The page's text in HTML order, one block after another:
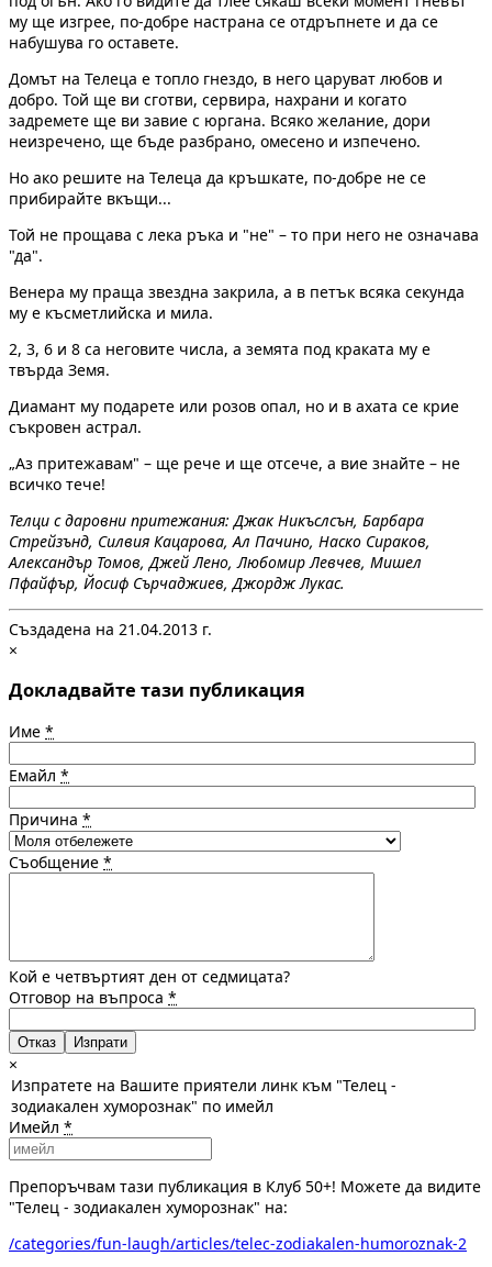
му ще изгрее, по-добре настрана се отдръпнете и да се
набушува го оставете.
Домът на Телеца е топло гнездо, в него царуват любов и
добро. Той ще ви сготви, сервира, нахрани и когато
задремете ще ви завие с юргана. Всяко желание, дори
неизречено, ще бъде разбрано, омесено и изпечено.
Но ако решите на Телеца да кръшкате, по-добре не се
прибирайте вкъщи...
Той не прощава с лека ръка и "не" – то при него не означава
"да".
Венера му праща звездна закрила, а в петък всяка секунда
му е късметлийска и мила.
2, 3, 6 и 8 са неговите числа, а земята под краката му е
твърда Земя.
Диамант му подарете или розов опал, но и в ахата се крие
съкровен астрал.
„Аз притежавам" – ще рече и ще отсече, а вие знайте – не
всичко тече!
Телци с даровни притежания: Джак Никъслсън, Барбара
Стрейзънд, Силвия Кацарова, Ал Пачино, Наско Сираков,
Александър Томов, Джей Лено, Любомир Левчев, Мишел
Пфайфър, Йосиф Сърчаджиев, Джордж Лукас.
Създадена на 21.04.2013 г.
×
Докладвайте тази публикация
Име *
Емайл *
Причина *
Съобщение *
Кой е четвъртият ден от седмицата?
Отговор на въпроса *
Отказ
×
Изпратете на Вашите приятели линк към "Телец -
зодиакален хуморознак" по имейл
Имейл *
Препоръчвам тази публикация в Клуб 50+! Можете да видите
"Телец - зодиакален хуморознак" на:
/categories/fun-laugh/articles/telec-zodiakalen-humoroznak-2